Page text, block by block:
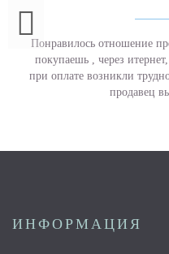
Понравилось отношение
покупаешь , через
при оплате возникли
продавец
ИНФОРМАЦИЯ